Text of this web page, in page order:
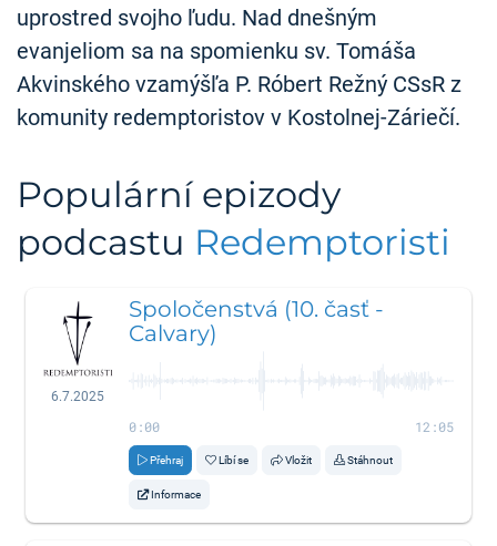
uprostred svojho ľudu. Nad dnešným
evanjeliom sa na spomienku sv. Tomáša
Akvinského vzamýšľa P. Róbert Režný CSsR z
komunity redemptoristov v Kostolnej-Záriečí.
Populární epizody
podcastu Redemptoristi
6.7.2025
Spoločenstvá (10. časť -
Calvary)
0:00 12:05
Přehraj Líbí se Vložit Stáhnout
Informace